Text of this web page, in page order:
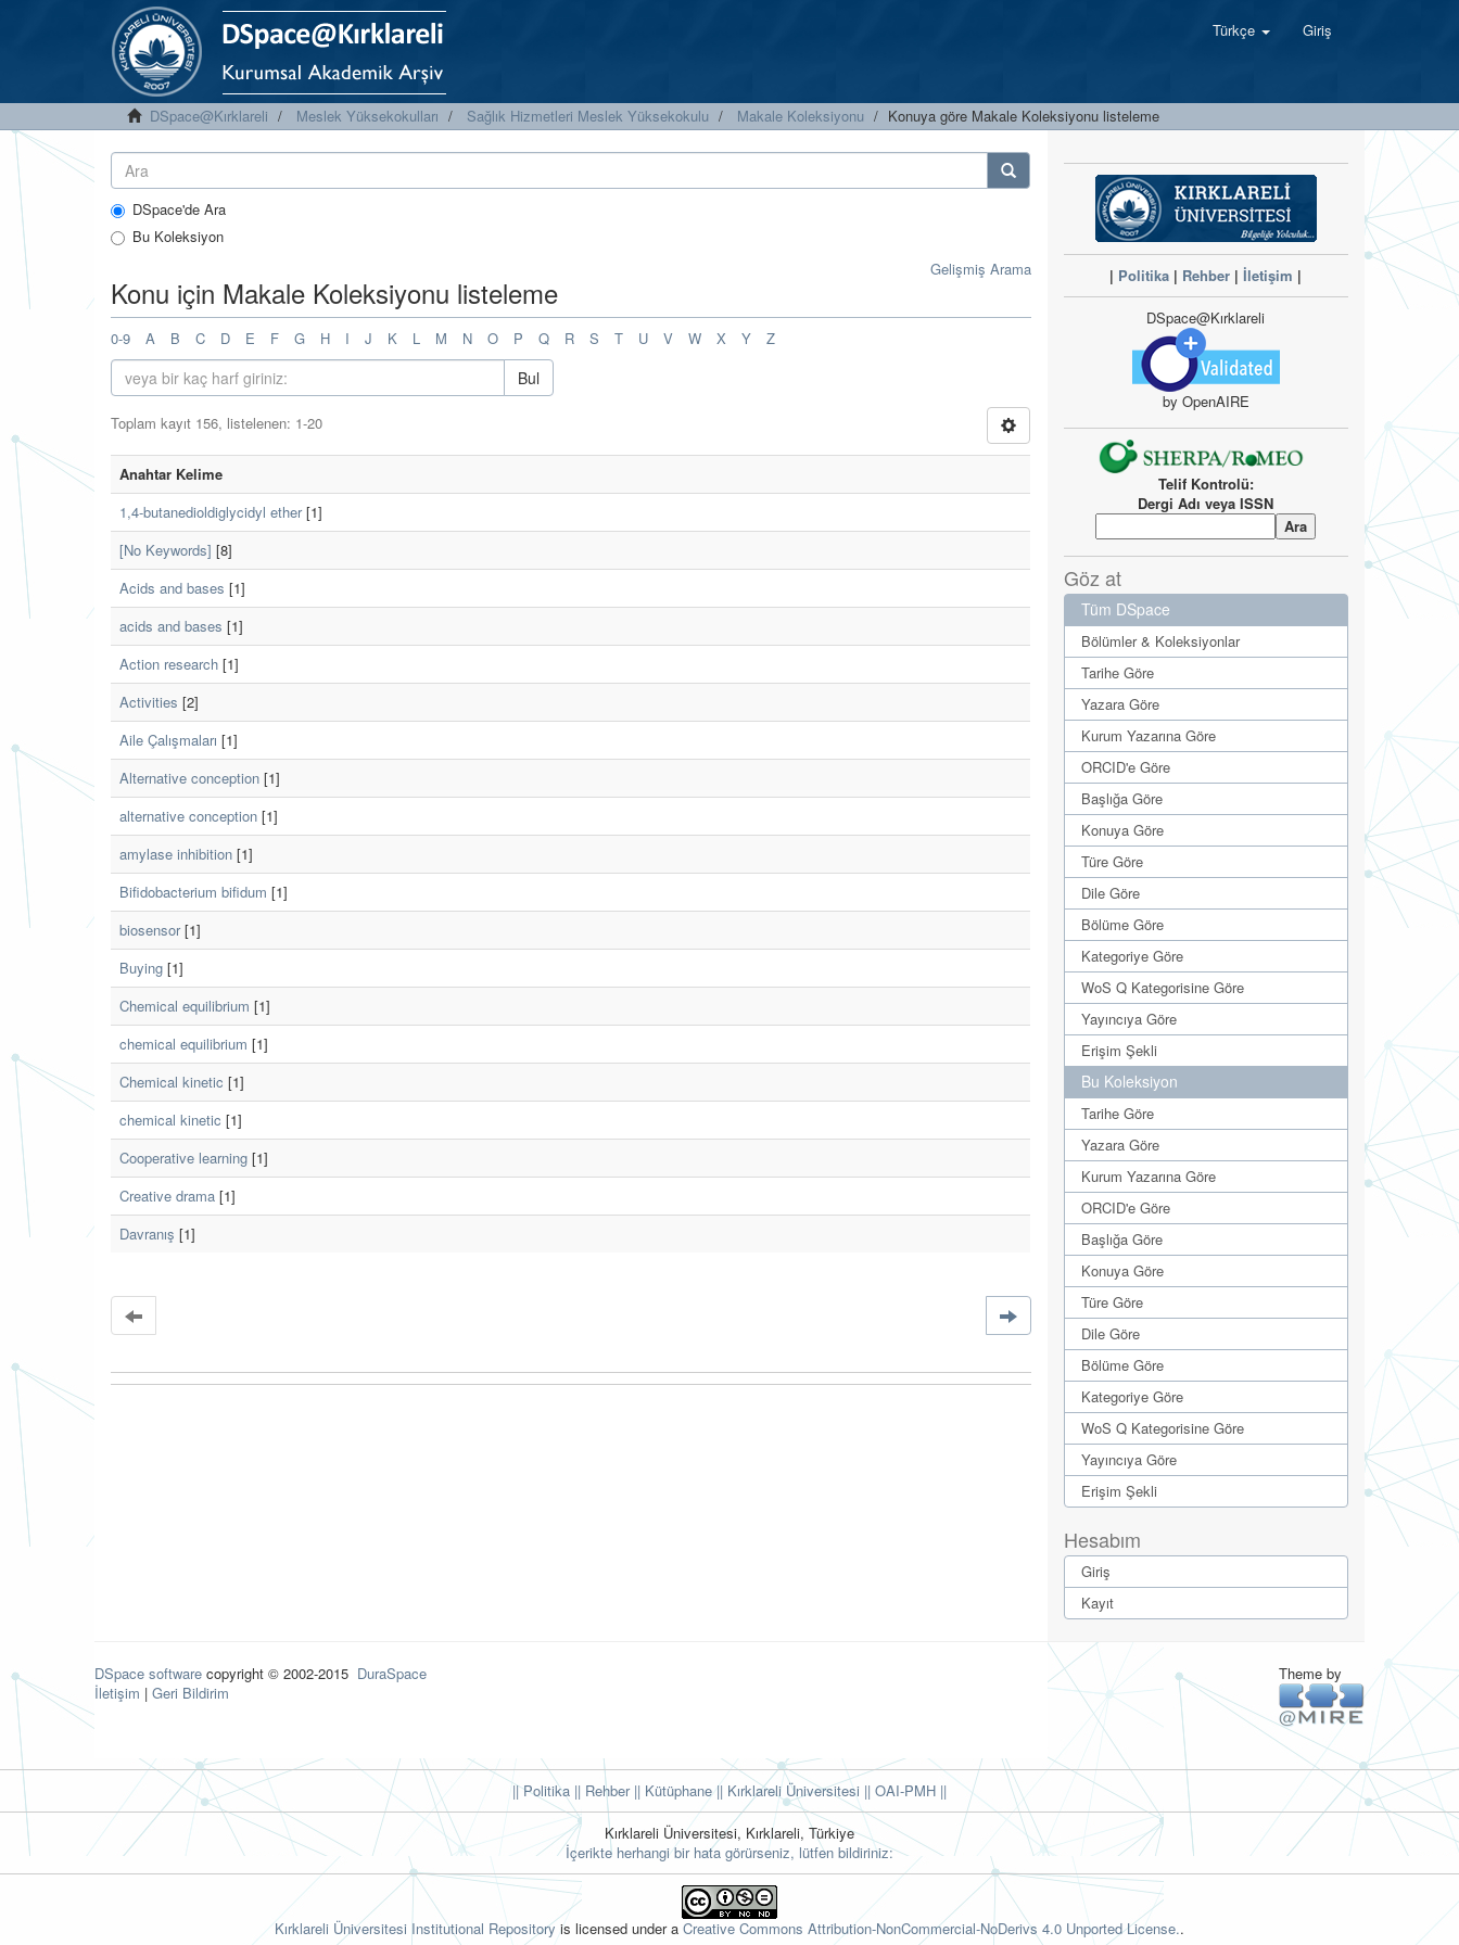
Türkçe Giriş
DSpace@Kırklareli Meslek Yüksekokulları Sağlık Hizmetleri Meslek Yüksekokulu Makale Koleksiyonu Konuya göre Makale Koleksiyonu listeleme
DSpace'de Ara
Bu Koleksiyon
Gelişmiş Arama
Konu için Makale Koleksiyonu listeleme
0-9 A B C D E F G H I J K L M N O P Q R S T U V W X Y Z
Bul
Toplam kayıt 156, listelenen: 1-20
Anahtar Kelime
1,4-butanedioldiglycidyl ether[1]
[No Keywords] [8]
Acids and bases [1]
acids and bases [1]
Action research [1]
Activities [2]
Aile Çalışmaları [1]
Alternative conception [1]
alternative conception [1]
amylase inhibition [1]
Bifidobacterium bifidum [1]
biosensor[1]
Buying [1]
Chemical equilibrium [1]
chemical equilibrium [1]
Chemical kinetic [1]
chemical kinetic [1]
Cooperative learning [1]
Creative drama [1]
Davranış [1]
| Politika | Rehber |İletişim |
DSpace@Kırklareli
by OpenAIRE
Telif Kontrolü:
Dergi Adı veya ISSN
Göz at
Tüm DSpace
Bölümler & Koleksiyonlar
Tarihe Göre
Yazara Göre
Kurum Yazarına Göre
ORCID'e Göre
Başlığa Göre
Konuya Göre
Türe Göre
Dile Göre
Bölüme Göre
Kategoriye Göre
WoS Q Kategorisine Göre
Yayıncıya Göre
Erişim Şekli
Bu Koleksiyon
Tarihe Göre
Yazara Göre
Kurum Yazarına Göre
ORCID'e Göre
Başlığa Göre
Konuya Göre
Türe Göre
Dile Göre
Bölüme Göre
Kategoriye Göre
WoS Q Kategorisine Göre
Yayıncıya Göre
Erişim Şekli
Hesabım
Giriş
Kayıt
DSpace software copyright © 2002-2015 DuraSpace
İletişim | Geri Bildirim
Theme by
|| Politika || Rehber|| Kütüphane|| Kırklareli Üniversitesi || OAI-PMH ||
Kırklareli Üniversitesi, Kırklareli, Türkiye
İçerikte herhangi bir hata görürseniz, lütfen bildiriniz:
Kırklareli Üniversitesi Institutional Repository is licensed under a Creative Commons Attribution-NonCommercial-NoDerivs 4.0 Unported License..